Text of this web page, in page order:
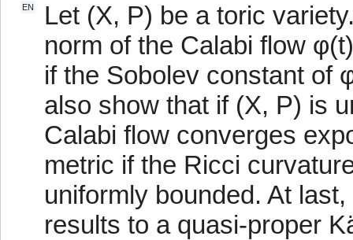
EN
Let (X, P) be a toric
norm of the Calabi flow
if the Sobolev constant of
also show that if (X, P) is
Calabi flow converges
metric if the Ricci
uniformly bounded. At
results to a quasi-proper